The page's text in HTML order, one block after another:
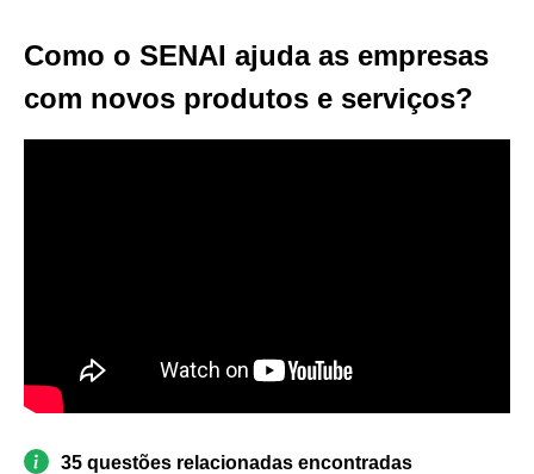
Como o SENAI ajuda as empresas
com novos produtos e serviços?
35 questões relacionadas encontradas